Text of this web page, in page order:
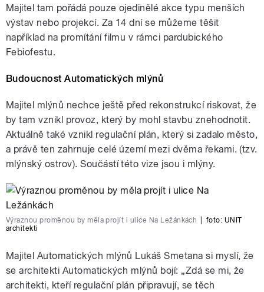
Majitel tam pořádá pouze ojedinělé akce typu menších
výstav nebo projekcí. Za 14 dní se můžeme těšit
například na promítání filmu v rámci pardubického
Febiofestu.
Budoucnost Automatických mlýnů
Majitel mlýnů nechce ještě před rekonstrukcí riskovat, že
by tam vznikl provoz, který by mohl stavbu znehodnotit.
Aktuálně také vznikl regulační plán, který si zadalo město,
a právě ten zahrnuje celé území mezi dvěma řekami. (tzv.
mlýnský ostrov). Součástí této vize jsou i mlýny.
Výraznou proměnou by měla projít i ulice Na Ležánkách foto: UNIT
architekti
Majitel Automatických mlýnů Lukáš Smetana si myslí, že
se architekti Automatických mlýnů bojí: „Zdá se mi, že
architekti, kteří regulační plán připravují, se těch